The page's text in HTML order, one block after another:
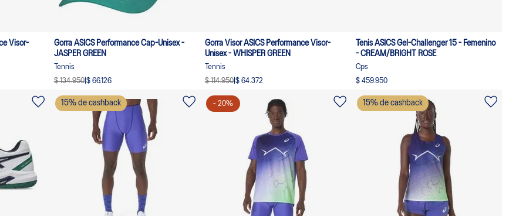
Visor-
Gorra ASICS Performance Cap-Unisex -
JASPER GREEN
Tennis
$ 134.950| $ 66.126
Gorra Visor ASICS Performance Visor-
Unisex - WHISPER GREEN
Tennis
$ 114.950| $ 64.372
Tenis ASICS Gel-Challenger 15 - Femenino
- CREAM/BRIGHT ROSE
Cps
$ 459.950
15% de cashback - 20% 15% de cashback